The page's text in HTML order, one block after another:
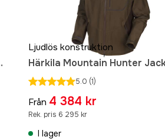
Ljudlös konstruktion
Härkila Mountain Hunter
5.0 (1)
Från 4 384 kr
Rek. pris 6 295 kr
I lager